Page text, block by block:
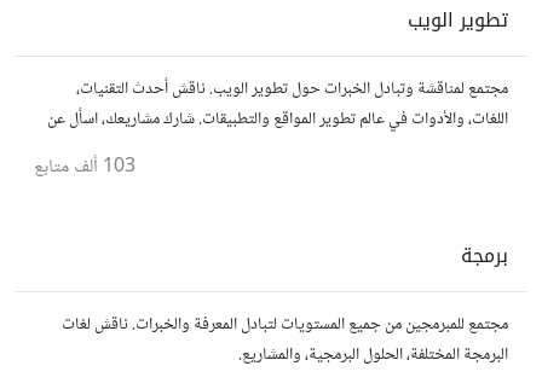
تطوير الويب
مجتمع لمناقشة وتبادل الخبرات حول تطوير الويب. ناقش أحدث التقنيات،
اللغات، والأدوات في عالم تطوير المواقع والتطبيقات. شارك مشاريعك، اسأل عن
103 ألف متابع
برمجة
مجتمع للمبرمجين من جميع المستويات لتبادل المعرفة والخبرات. ناقش لغات
البرمجة المختلفة، الحلول البرمجية، والمشاريع.